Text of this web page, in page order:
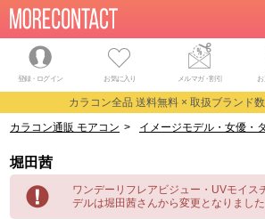
登録・ログイン お気に入り メルマガ・割引 お
カラコン全品 送料無料 × 取扱ブランド
カラコン通販 モアコン > イメージモデル・女優・
堀田茜
ワンデーリフレアビジュー・UVモイス
デルは堀田茜さんから変更となりました